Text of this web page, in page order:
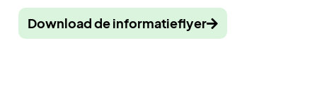
Download de informatieflyer